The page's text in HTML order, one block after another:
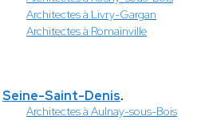
Architectes à Livry-Gargan
Architectes à Romainville
Seine-Saint-Denis.
Architectes à Aulnay-sous-Bois